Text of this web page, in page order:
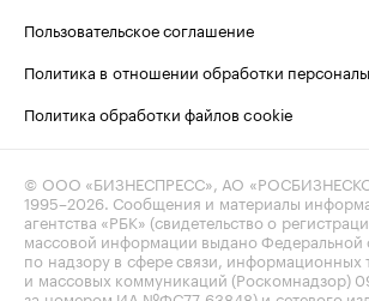
Пользовательское соглашение
Политика в отношении обработки
Политика обработки файлов cookie
© ООО «БИЗНЕСПРЕСС», АО
1995–2026 . Сообщения и материалы
агентства «РБК» (свидетельство о
массовой информации выдано Федеральной
по надзору в сфере связи, информационных
и массовых коммуникаций (Роскомнадзор)